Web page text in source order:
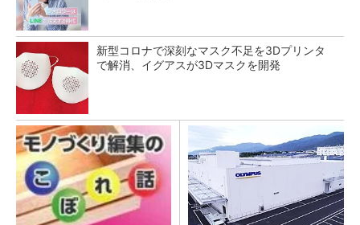
新型コロナで深刻なマスク不足を3Dプリンタ
で解消、イグアスが3Dマスクを開発